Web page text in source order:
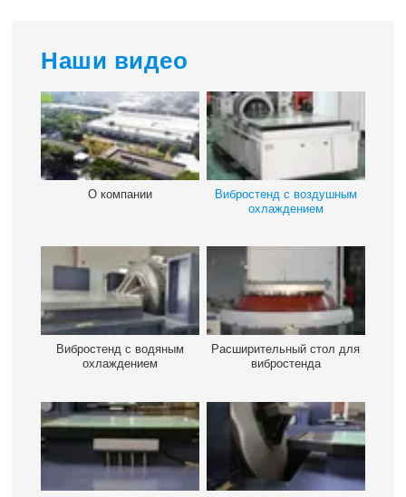
Наши видео
О компании
Вибростенд с воздушным
охлаждением
Вибростенд с водяным
охлаждением
Расширительный стол для
вибростенда